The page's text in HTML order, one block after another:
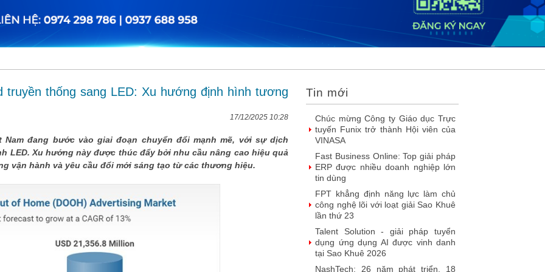
truyền thống sang LED: Xu hướng định hình tương
17/12/2025 10:28
Nam đang bước vào giai đoạn chuyển đổi mạnh mẽ, với sự dịch
LED. Xu hướng này được thúc đẩy bởi nhu cầu nâng cao hiệu quả
vận hành và yêu cầu đổi mới sáng tạo từ các thương hiệu.
Tin mới
DOOH thế hệ mới: Khi quảng cáo
ngoài trời bước vào kỷ nguyên dữ
liệu
FPT Play chiếu trọn vẹn 3 giải bóng
đá ‘hot’ nhất mùa hè 2026
Chúc mừng Công ty Giáo dục Trực
tuyến Funix trở thành Hội viên của
VINASA
Fast Business Online: Top giải pháp
ERP được nhiều doanh nghiệp lớn
tin dùng
FPT khẳng định năng lực làm chủ
công nghệ lõi với loạt giải Sao Khuê
lần thứ 23
Talent Solution - giải pháp tuyển
dụng ứng dụng AI được vinh danh
tại Sao Khuê 2026
NashTech: 26 năm phát triển, 18